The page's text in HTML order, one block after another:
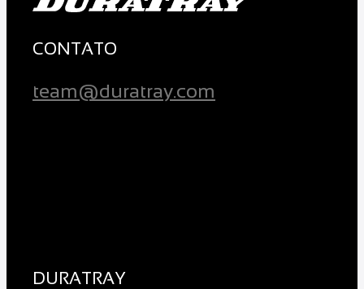
CONTATO
team@duratray.com
DURATRAY